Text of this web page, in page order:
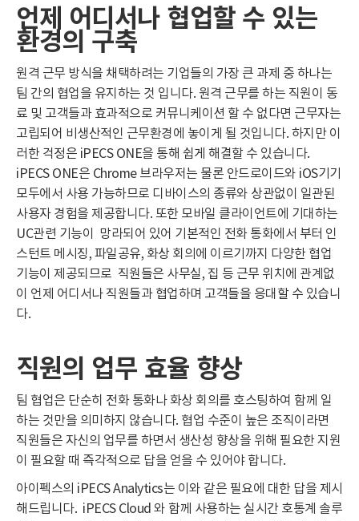
언제 어디서나 협업할 수 있는
환경의 구축
원격 근무 방식을 채택하려는 기업들의 가장 큰 과제 중 하나는
팀 간의 협업을 유지하는 것 입니다. 원격 근무를 하는 직원이 동
료 및 고객들과 효과적으로 커뮤니케이션 할 수 없다면 근무자는
고립되어 비생산적인 근무환경에 놓이게 될 것입니다. 하지만 이
러한 걱정은 iPECS ONE을 통해 쉽게 해결할 수 있습니다.
iPECS ONE은 Chrome 브라우저는 물론 안드로이드와 iOS기기
모두에서 사용 가능하므로 디바이스의 종류와 상관없이 일관된
사용자 경험을 제공합니다. 또한 모바일 클라이언트에 기대하는
UC관련 기능이 망라되어 있어 기본적인 전화 통화에서 부터 인
스턴트 메시징, 파일공유, 화상 회의에 이르기까지 다양한 협업
기능이 제공되므로 직원들은 사무실, 집 등 근무 위치에 관계없
이 언제 어디서나 직원들과 협업하며 고객들을 응대할 수 있습니
다.
직원의 업무 효율 향상
팀 협업은 단순히 전화 통화나 화상 회의를 호스팅하여 함께 일
하는 것만을 의미하지 않습니다. 협업 수준이 높은 조직이라면
직원들은 자신의 업무를 하면서 생산성 향상을 위해 필요한 지원
이 필요할 때 즉각적으로 답을 얻을 수 있어야 합니다.
아이펙스의 iPECS Analytics는 이와 같은 필요에 대한 답을 제시
해드립니다. iPECS Cloud 와 함께 사용하는 실시간 호통계 솔루